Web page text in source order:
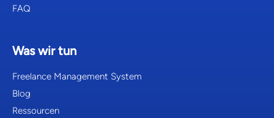
FAQ
Was wir tun
Freelance Management System
Blog
Ressourcen